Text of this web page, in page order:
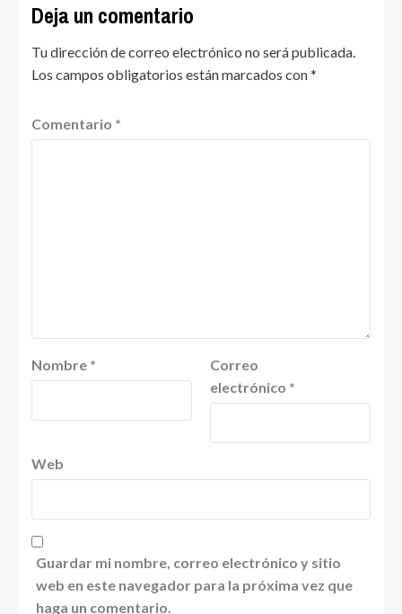
Deja un comentario
Tu dirección de correo electrónico no será publicada.
Los campos obligatorios están marcados con*
Comentario *
Nombre *
Correo
electrónico *
Web
Guardar mi nombre, correo electrónico y sitio
web en este navegador para la próxima vez que
haga un comentario.